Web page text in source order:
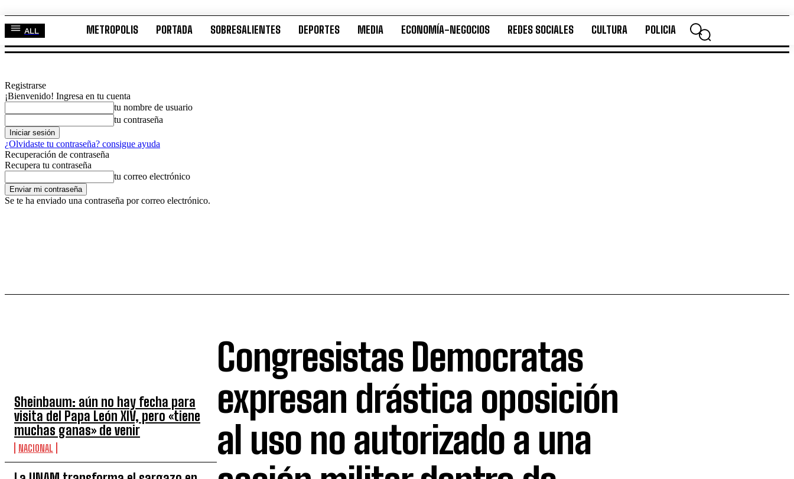
TODO METROPOLIS PORTADA SOBRESALIENTES DEPORTES MEDIA ECONOMÍA-NEGOCIOS REDES SOCIALES CULTURA POLICIA
ALL METROPOLIS PORTADA SOBRESALIENTES DEPORTES MEDIA ECONOMÍA-NEGOCIOS REDES SOCIALES CULTURA POLICIA
Registrarse
¡Bienvenido! Ingresa en tu cuenta
tu nombre de usuario
tu contraseña
¿Olvidaste tu contraseña? consigue ayuda
Recuperación de contraseña
Recupera tu contraseña
tu correo electrónico
Se te ha enviado una contraseña por correo electrónico.
Sheinbaum: aún no hay fecha para
visita del Papa León XIV, pero «tiene
muchas ganas» de venir
NACIONAL
Congresistas Democratas
expresan drástica oposición
al uso no autorizado a una